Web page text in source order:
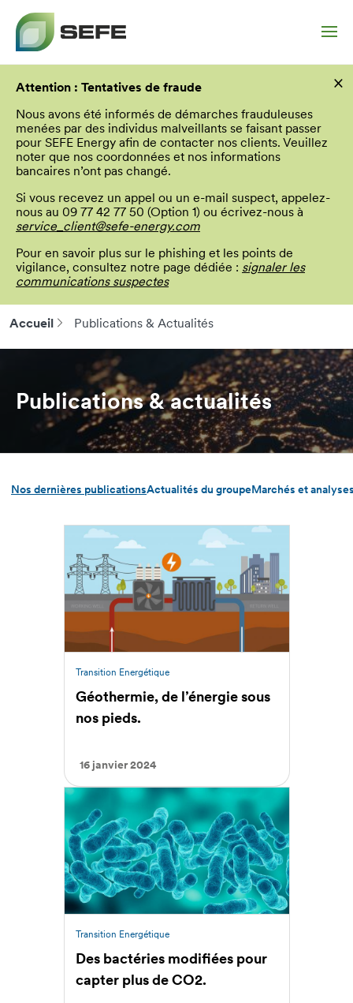
principal
Attention : Tentatives de fraude
Nous avons été informés de démarches frauduleuses
menées par des individus malveillants se faisant passer
pour SEFE Energy afin de contacter nos clients. Veuillez
noter que nos coordonnées et nos informations
bancaires n’ont pas changé.
Si vous recevez un appel ou un e-mail suspect, appelez-
nous au 09 77 42 77 50 (Option 1) ou écrivez-nous à
service_client@sefe-energy.com
Pour en savoir plus sur le phishing et les points de
vigilance, consultez notre page dédiée : signaler les
communications suspectes
×
Accueil Publications & Actualités
Publications & actualités
Nos dernières publicationsActualités du groupeMarchés et
Transition Energétique
Géothermie, de l’énergie sous
nos pieds.
16 janvier 2024
Transition Energétique
Des bactéries modifiées pour
capter plus de CO2.